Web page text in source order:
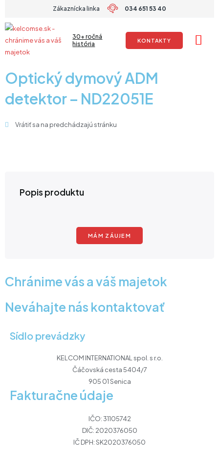
obsah
Zákaznícka linka 034 651 53 40
30+ ročná
história
KONTAKTY
Optický dymový ADM
detektor – ND22051E
Vrátiť sa na predchádzajú stránku
Popis produktu
MÁM ZÁUJEM
Chránime vás a váš majetok
Neváhajte nás kontaktovať
Sídlo prevádzky
KELCOM INTERNATIONAL spol. s r.o.
Čáčovská cesta 5404/7
905 01 Senica
Fakturačne údaje
IČO: 31105742
DIČ: 2020376050
IČ DPH: SK2020376050